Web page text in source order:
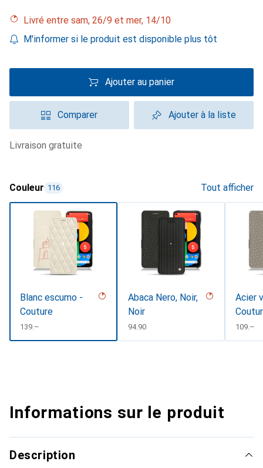
Livré entre sam, 26/9 et mer, 14/10
M'informer si le produit est disponible plus tôt
Ajouter au panier
Comparer Ajouter à la liste
livraison gratuite
Couleur 116 Tout afficher
Blanc escumo -
Couture
CHF
139.–
Abaca Nero, Noir,
Noir
CHF
94.90
Acier
CHF
109.–
Informations sur le produit
Description